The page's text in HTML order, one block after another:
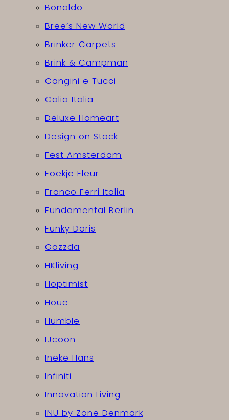
Bonaldo
Bree’s New World
Brinker Carpets
Brink & Campman
Cangini e Tucci
Calia Italia
Deluxe Homeart
Design on Stock
Fest Amsterdam
Foekje Fleur
Franco Ferri Italia
Fundamental Berlin
Funky Doris
Gazzda
HKliving
Hoptimist
Houe
Humble
IJcoon
Ineke Hans
Infiniti
Innovation Living
INU by Zone Denmark